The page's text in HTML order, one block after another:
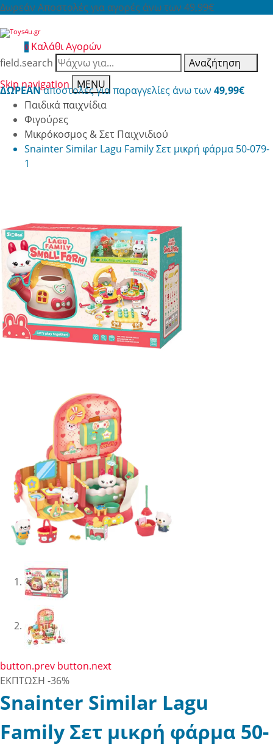
Δωρεάν Αποστολές για αγορές άνω των 49,99€
0 Καλάθι Αγορών
field.search
Αναζήτηση
Skip navigation
MENU
ΔΩΡΕΑΝαποστολές για παραγγελίες άνω των 49,99€
Παιδικά παιχνίδια
Φιγούρες
Μικρόκοσμος & Σετ Παιχνιδιού
Snainter Similar Lagu Family Σετ μικρή φάρμα 50-079-
1
button.prev button.next
ΕΚΠΤΩΣΗ -36%
Snainter Similar Lagu
Family Σετ μικρή φάρμα 50-